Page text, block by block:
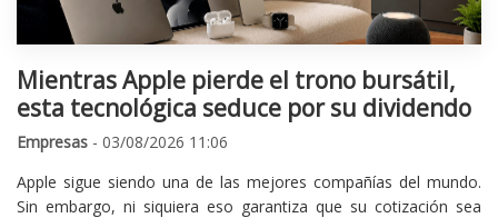
Mientras Apple pierde el trono bursátil,
esta tecnológica seduce por su dividendo
Empresas - 03/08/2026 11:06
Apple sigue siendo una de las mejores compañías del mundo.
Sin embargo, ni siquiera eso garantiza que su cotización sea